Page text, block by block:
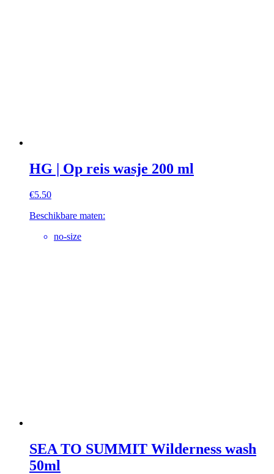
HG | Op reis wasje 200 ml
€5.50
Beschikbare maten:
no-size
SEA TO SUMMIT Wilderness wash
50ml